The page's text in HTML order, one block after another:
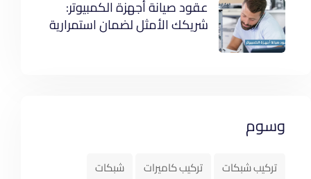
عقود صيانة أجهزة الكمبيوتر:
شريكك الأمثل لضمان استمرارية
وسوم
تركيب شبكات تركيب كاميرات
شبكات